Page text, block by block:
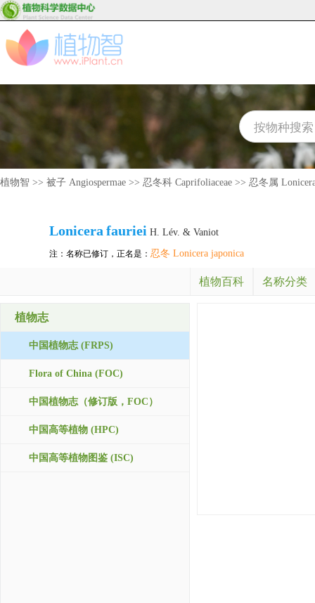
植物智 >> 被子 Angiospermae >> 忍冬科 Caprifoliaceae >> 忍冬属
Lonicera fauriei H. Lév. & Vaniot
注：名称已修订，正名是： 忍冬 Lonicera japonica
植物百科 名称分类
植物志
中国植物志 (FRPS)
Flora of China (FOC)
中国植物志（修订版，FOC）
中国高等植物 (HPC)
中国高等植物图鉴 (ISC)